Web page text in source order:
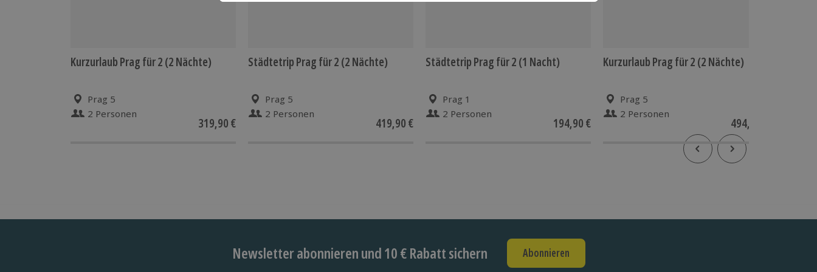
Kurzurlaub Prag für 2 (2 Nächte)
Prag 5
2 Personen
319,90 €
Städtetrip Prag für 2 (2 Nächte)
Prag 5
2 Personen
419,90 €
Städtetrip Prag für 2 (1 Nacht)
Prag 1
2 Personen
194,90 €
Kurzurlaub Prag für 2 (2 Nächte)
Prag 5
2 Personen
494,90 €
Newsletter abonnieren und 10 € Rabatt sichern Abonnieren